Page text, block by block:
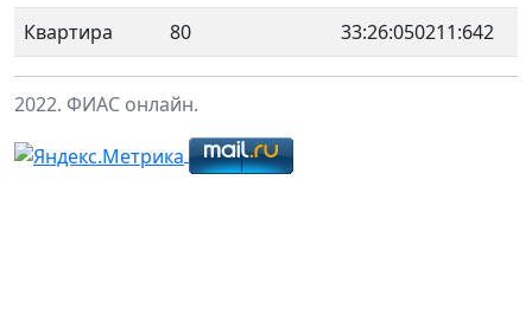
Квартира
80 33:26:050211:642
2022. ФИАС онлайн.